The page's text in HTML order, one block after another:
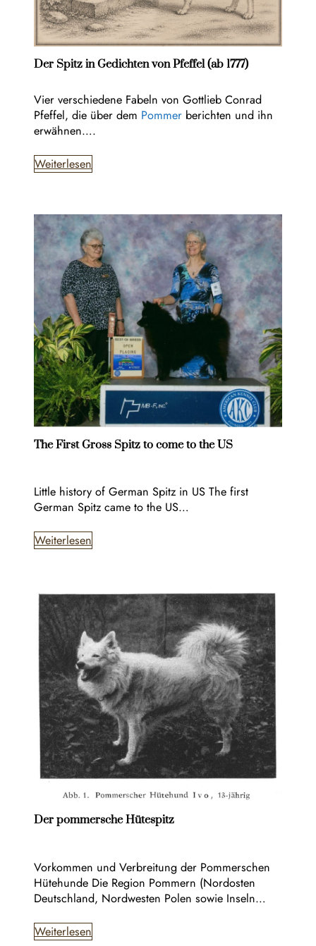
Der Spitz in Gedichten von Pfeffel (ab 1777)
Vier verschiedene Fabeln von Gottlieb Conrad
Pfeffel, die über dem Pommer berichten und ihn
erwähnen….
Weiterlesen
The First Gross Spitz to come to the US
Little history of German Spitz in US The first
German Spitz came to the US…
Weiterlesen
Der pommersche Hütespitz
Vorkommen und Verbreitung der Pommerschen
Hütehunde Die Region Pommern (Nordosten
Deutschland, Nordwesten Polen sowie Inseln…
Weiterlesen